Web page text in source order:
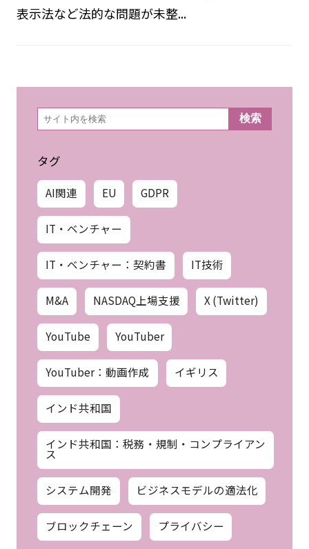
表示法など法的な問題が未整...
検
索 検索
タグ
AI関連 EU GDPR
IT・ベンチャー
IT・ベンチャー：契約書 IT技術
M&A NASDAQ上場支援 X (Twitter)
YouTube YouTuber
YouTuber：動画作成 イギリス
インド共和国
インド共和国：税務・規制・コンプライアン
ス
システム開発 ビジネスモデルの適法化
ブロックチェーン プライバシー